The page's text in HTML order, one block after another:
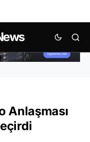
Anlaşması